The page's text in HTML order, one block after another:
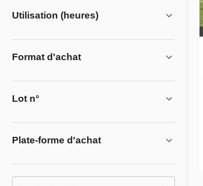
Utilisation (heures)
Format d'achat
Lot n°
Plate-forme d'achat